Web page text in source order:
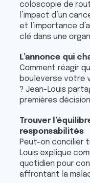
coloscopie de
l’impact d’un
et l’importance
clé dans une
L’annonce qui
Comment réagir
bouleverse votre
? Jean-Louis
premières
Trouver
responsabilités
Peut-on concilier
Louis explique
quotidien pour
affrontant la